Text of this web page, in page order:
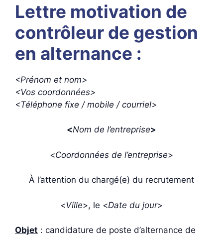
Lettre motivation de
contrôleur de gestion
en alternance :
<Prénom et nom>
<Vos coordonnées>
<Téléphone fixe / mobile / courriel>
<Nom de l’entreprise>
<Coordonnées de l’entreprise>
À l’attention du chargé(e) du recrutement
<Ville>, le <Date du jour>
Objet : candidature de poste d’alternance de